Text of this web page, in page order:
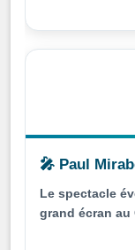
🎤 Paul
Le spectacle
grand écran au